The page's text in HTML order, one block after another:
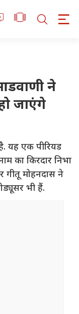
ने
जाएंगे
यह एक पीरियड
का किरदार निभा
गीतू मोहनदास ने
भी हैं.